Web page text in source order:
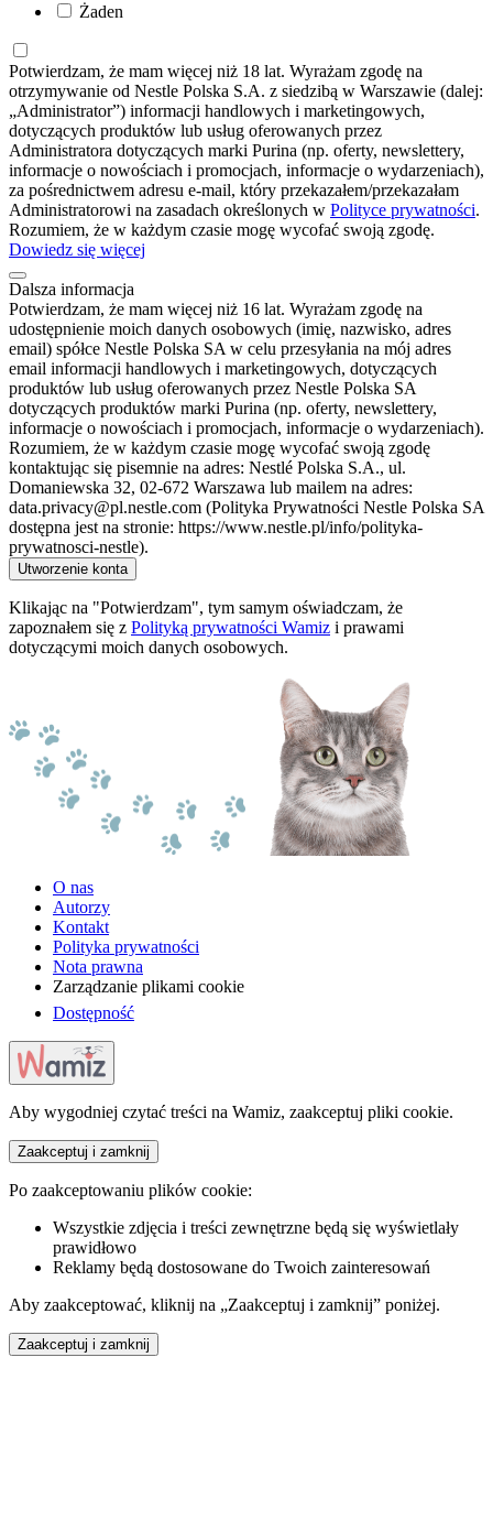
Żaden
Potwierdzam, że mam więcej niż 18 lat. Wyrażam zgodę na
otrzymywanie od Nestle Polska S.A. z siedzibą w Warszawie (dalej:
„Administrator”) informacji handlowych i marketingowych,
dotyczących produktów lub usług oferowanych przez
Administratora dotyczących marki Purina (np. oferty, newslettery,
informacje o nowościach i promocjach, informacje o wydarzeniach),
za pośrednictwem adresu e-mail, który przekazałem/przekazałam
Administratorowi na zasadach określonych w Polityce prywatności.
Rozumiem, że w każdym czasie mogę wycofać swoją zgodę.
Dowiedz się więcej
Dalsza informacja
Potwierdzam, że mam więcej niż 16 lat. Wyrażam zgodę na
udostępnienie moich danych osobowych (imię, nazwisko, adres
email) spółce Nestle Polska SA w celu przesyłania na mój adres
email informacji handlowych i marketingowych, dotyczących
produktów lub usług oferowanych przez Nestle Polska SA
dotyczących produktów marki Purina (np. oferty, newslettery,
informacje o nowościach i promocjach, informacje o wydarzeniach).
Rozumiem, że w każdym czasie mogę wycofać swoją zgodę
kontaktując się pisemnie na adres: Nestlé Polska S.A., ul.
Domaniewska 32, 02-672 Warszawa lub mailem na adres:
data.privacy@pl.nestle.com (Polityka Prywatności Nestle Polska SA
dostępna jest na stronie: https://www.nestle.pl/info/polityka-
prywatnosci-nestle).
Utworzenie konta
Klikając na "Potwierdzam", tym samym oświadczam, że
zapoznałem się z Polityką prywatności Wamiz i prawami
dotyczącymi moich danych osobowych.
O nas
Autorzy
Kontakt
Polityka prywatności
Nota prawna
Zarządzanie plikami cookie
Dostępność
Aby wygodniej czytać treści na Wamiz, zaakceptuj pliki cookie.
Zaakceptuj i zamknij
Po zaakceptowaniu plików cookie:
Wszystkie zdjęcia i treści zewnętrzne będą się wyświetlały
prawidłowo
Reklamy będą dostosowane do Twoich zainteresowań
Aby zaakceptować, kliknij na „Zaakceptuj i zamknij” poniżej.
Zaakceptuj i zamknij